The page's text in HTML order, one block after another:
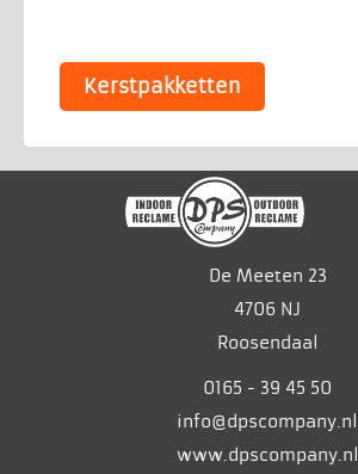
Kerstpakketten
De Meeten 23
4706 NJ
Roosendaal
0165 - 39 45 50
info@dpscompany.nl
www.dpscompany.nl